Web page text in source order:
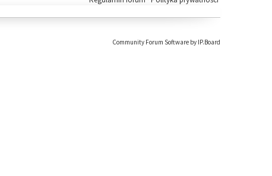
Community Forum Software by IP.Board